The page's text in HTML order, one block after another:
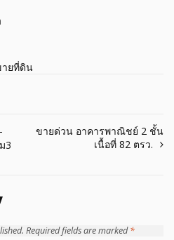
ายที่ดิน
3
ขายด่วน อาคารพาณิชย์ 2 ชั้น
เนื้อที่ 82 ตรว.
Required fields are marked*